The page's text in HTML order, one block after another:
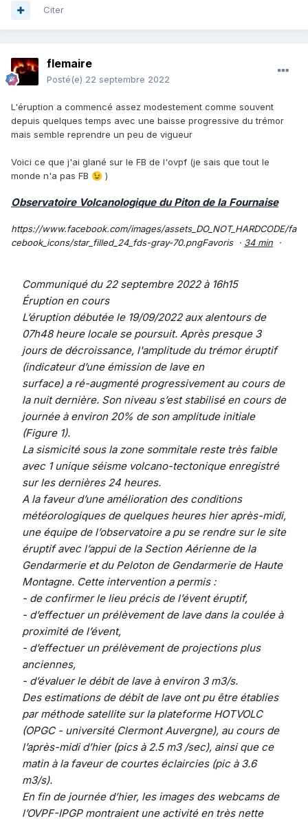
Citer
flemaire
Posté(e) 22 septembre 2022
L'éruption a commencé assez modestement comme souvent
depuis quelques temps avec une baisse progressive du trémor
mais semble reprendre un peu de vigueur
Voici ce que j'ai glané sur le FB de l'ovpf (je sais que tout le
monde n'a pas FB 😉 )
Observatoire Volcanologique du Piton de la Fournaise
https://www.facebook.com/images/assets_DO_NOT_HARDCODE/fa
cebook_icons/star_filled_24_fds-gray-70.pngFavoris · 34 min ·
Communiqué du 22 septembre 2022 à 16h15
Éruption en cours
L’éruption débutée le 19/09/2022 aux alentours de
07h48 heure locale se poursuit. Après presque 3
jours de décroissance, l'amplitude du trémor éruptif
(indicateur d’une émission de lave en
surface) a ré-augmenté progressivement au cours de
la nuit dernière. Son niveau s’est stabilisé en cours de
journée à environ 20% de son amplitude initiale
(Figure 1).
La sismicité sous la zone sommitale reste très faible
avec 1 unique séisme volcano-tectonique enregistré
sur les dernières 24 heures.
A la faveur d’une amélioration des conditions
météorologiques de quelques heures hier après-midi,
une équipe de l’observatoire a pu se rendre sur le site
éruptif avec l’appui de la Section Aérienne de la
Gendarmerie et du Peloton de Gendarmerie de Haute
Montagne. Cette intervention a permis :
- de confirmer le lieu précis de l’évent éruptif,
- d’effectuer un prélèvement de lave dans la coulée à
proximité de l’évent,
- d’effectuer un prélèvement de projections plus
anciennes,
- d’évaluer le débit de lave à environ 3 m3/s.
Des estimations de débit de lave ont pu être établies
par méthode satellite sur la plateforme HOTVOLC
(OPGC - université Clermont Auvergne), au cours de
l’après-midi d’hier (pics à 2.5 m3 /sec), ainsi que ce
matin à la faveur de courtes éclaircies (pic à 3.6
m3/s).
En fin de journée d’hier, les images des webcams de
l’OVPF-IPGP montraient une activité en très nette